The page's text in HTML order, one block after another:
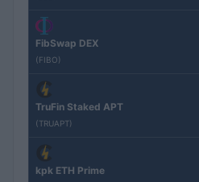
FibSwap DEX
(FIBO)
TruFin Staked APT
(TRUAPT)
kpk ETH Prime